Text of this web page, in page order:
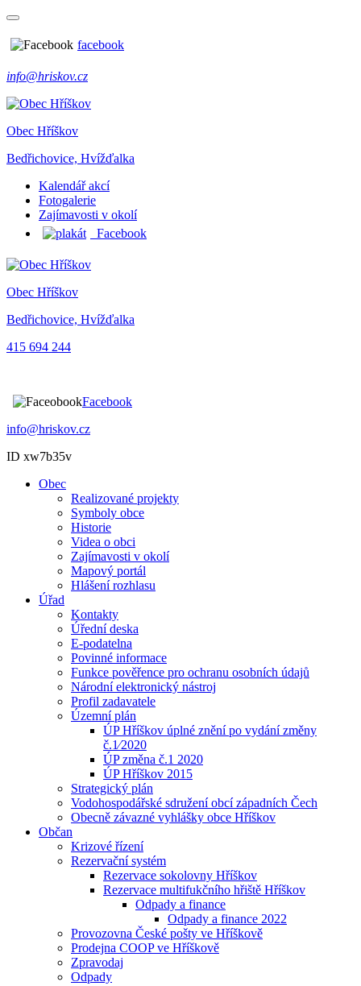
facebook
info@hriskov.cz
Obec Hříškov
Bedřichovice, Hvížďalka
Kalendář akcí
Fotogalerie
Zajímavosti v okolí
Facebook
Obec Hříškov
Bedřichovice, Hvížďalka
415 694 244
Facebook
info@hriskov.cz
ID xw7b35v
Obec
Realizované projekty
Symboly obce
Historie
Videa o obci
Zajímavosti v okolí
Mapový portál
Hlášení rozhlasu
Úřad
Kontakty
Úřední deska
E-podatelna
Povinné informace
Funkce pověřence pro ochranu osobních údajů
Národní elektronický nástroj
Profil zadavatele
Územní plán
ÚP Hříškov úplné znění po vydání změny
č.1⁄2020
ÚP změna č.1 2020
ÚP Hříškov 2015
Strategický plán
Vodohospodářské sdružení obcí západních Čech
Obecně závazné vyhlášky obce Hříškov
Občan
Krizové řízení
Rezervační systém
Rezervace sokolovny Hříškov
Rezervace multifukčního hřiště Hříškov
Odpady a finance
Odpady a finance 2022
Provozovna České pošty ve Hříškově
Prodejna COOP ve Hříškově
Zpravodaj
Odpady